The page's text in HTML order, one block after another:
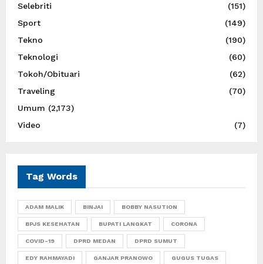
Selebriti
(151)
Sport
(149)
Tekno
(190)
Teknologi
(60)
Tokoh/Obituari
(62)
Traveling
(70)
Umum (2,173)
Video
(7)
Tag Words
ADAM MALIK BINJAI BOBBY NASUTION
BPJS KESEHATAN BUPATI LANGKAT CORONA
COVID-19 DPRD MEDAN DPRD SUMUT
EDY RAHMAYADI GANJAR PRANOWO GUGUS TUGAS